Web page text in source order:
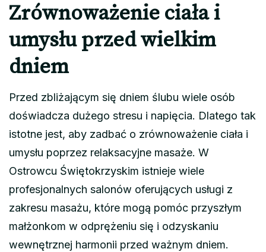
Zrównoważenie ciała i
umysłu przed wielkim
dniem
Przed zbliżającym się dniem ślubu wiele osób
doświadcza dużego stresu i napięcia. Dlatego tak
istotne jest, aby zadbać o zrównoważenie ciała i
umysłu poprzez relaksacyjne masaże. W
Ostrowcu Świętokrzyskim istnieje wiele
profesjonalnych salonów oferujących usługi z
zakresu masażu, które mogą pomóc przyszłym
małżonkom w odprężeniu się i odzyskaniu
wewnętrznej harmonii przed ważnym dniem.